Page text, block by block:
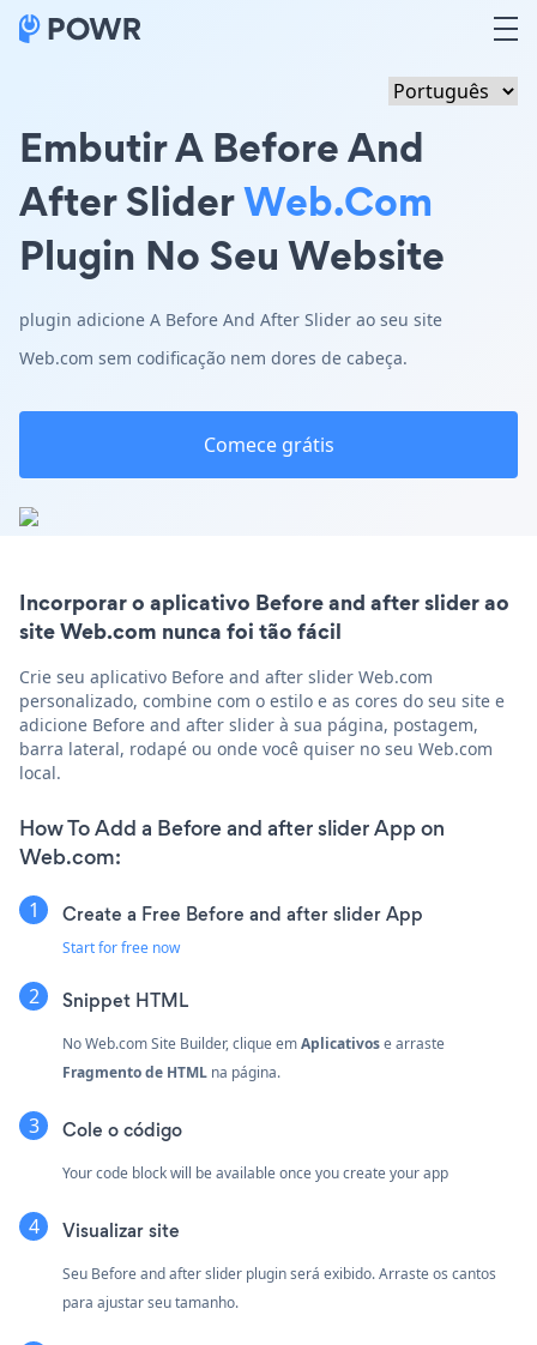
Embutir A Before And
After SliderWeb.com
Plugin No Seu Website
plugin adicione A Before And After Slider ao seu site
Web.com sem codificação nem dores de cabeça.
Comece grátis
Incorporar o aplicativo Before and after slider ao
site Web.com nunca foi tão fácil
Crie seu aplicativo Before and after slider Web.com
personalizado, combine com o estilo e as cores do seu site e
adicione Before and after slider à sua página, postagem,
barra lateral, rodapé ou onde você quiser no seu Web.com
local.
How To Add a Before and after slider App on
Web.com:
Create a Free Before and after slider App
Start for free now
Snippet HTML
No Web.com Site Builder, clique emAplicativose arraste
Fragmento de HTML na página.
Cole o código
Your code block will be available once you create your app
Visualizar site
Seu Before and after slider plugin será exibido. Arraste os cantos
para ajustar seu tamanho.